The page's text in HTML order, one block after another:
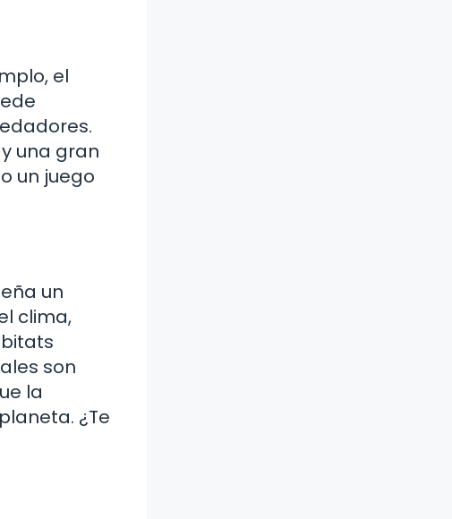
el
una gran
un juego
un
clima,
son
la
¿Te